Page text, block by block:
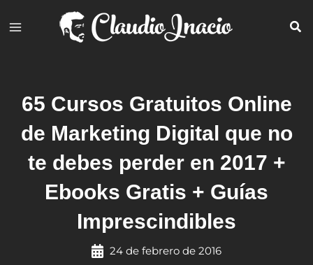
65 Cursos Gratuitos Online
de Marketing Digital que no
te debes perder en 2017 +
Ebooks Gratis + Guías
Imprescindibles
24 de febrero de 2016